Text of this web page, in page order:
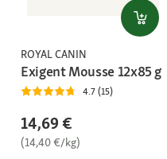
ROYAL CANIN
Exigent Mousse 12x85 g
4.7 (15)
14,69 €
(14,40 €/kg)